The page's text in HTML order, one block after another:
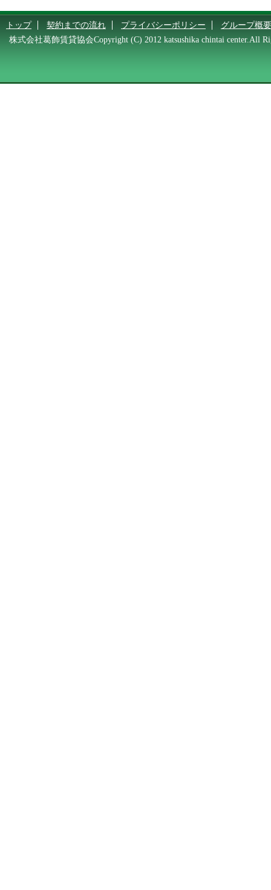
トップ 契約までの流れ プライバシーポリシー
グループ概要
株式会社葛飾賃貸協会Copyright (C) 2012 katsushika chintai center.All